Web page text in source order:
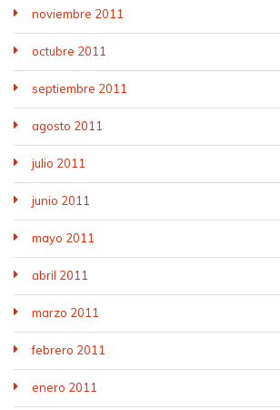
noviembre 2011
octubre 2011
septiembre 2011
agosto 2011
julio 2011
junio 2011
mayo 2011
abril 2011
marzo 2011
febrero 2011
enero 2011